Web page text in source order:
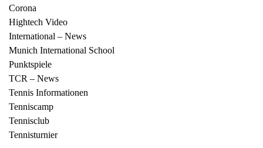
Corona
Hightech Video
International – News
Munich International School
Punktspiele
TCR – News
Tennis Informationen
Tenniscamp
Tennisclub
Tennisturnier